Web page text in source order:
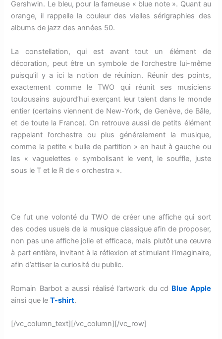
Gershwin. Le bleu, pour la fameuse « blue note ». Quant au
orange, il rappelle la couleur des vielles sérigraphies des
albums de jazz des années 50.
La constellation, qui est avant tout un élément de
décoration, peut être un symbole de l’orchestre lui-même
puisqu’il y a ici la notion de réuinion. Réunir des points,
exactement comme le TWO qui réunit ses musiciens
toulousains aujourd’hui exerçant leur talent dans le monde
entier (certains viennent de New-York, de Genève, de Bâle,
et de toute la France). On retrouve aussi de petits élément
rappelant l’orchestre ou plus généralement la musique,
comme la petite « bulle de partition » en haut à gauche ou
les « vaguelettes » symbolisant le vent, le souffle, juste
sous le T et le R de « orchestra ».
Ce fut une volonté du TWO de créer une affiche qui sort
des codes usuels de la musique classique afin de proposer,
non pas une affiche jolie et efficace, mais plutôt une œuvre
à part entière, invitant à la réflexion et stimulant l’imaginaire,
afin d’attiser la curiosité du public.
Romain Barbot a aussi réalisé l’artwork du cd Blue Apple
ainsi que leT-shirt.
[/vc_column_text][/vc_column][/vc_row]